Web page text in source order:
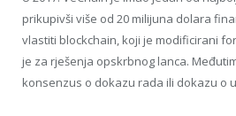
prikupivši više od 20 milijuna dolara
vlastiti blockchain, koji je modificirani
je za rješenja opskrbnog lanca.
konsenzus o dokazu rada ili dokazu o